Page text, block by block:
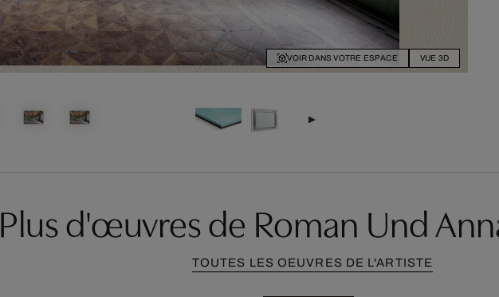
VOIR DANS VOTRE ESPACE VUE 3D
Plus d'œuvres de Roman Und
TOUTES LES OEUVRES DE L'ARTISTE